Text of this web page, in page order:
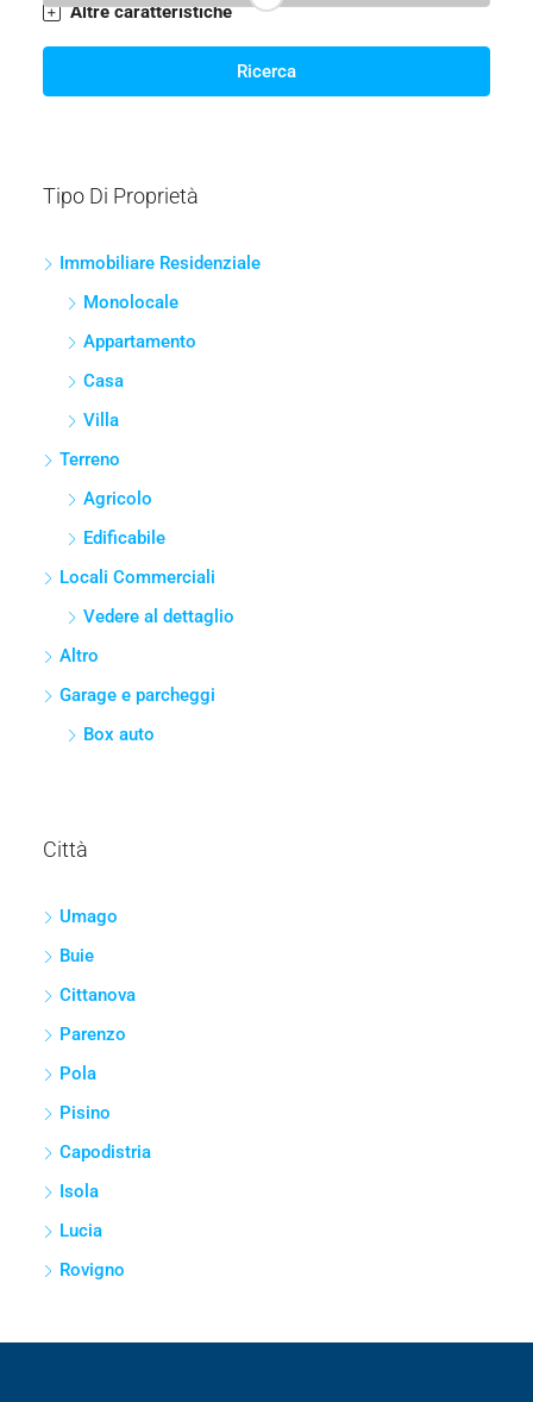
Altre caratteristiche
Ricerca
Tipo Di Proprietà
Immobiliare Residenziale
Monolocale
Appartamento
Casa
Villa
Terreno
Agricolo
Edificabile
Locali Commerciali
Vedere al dettaglio
Altro
Garage e parcheggi
Box auto
Città
Umago
Buie
Cittanova
Parenzo
Pola
Pisino
Capodistria
Isola
Lucia
Rovigno